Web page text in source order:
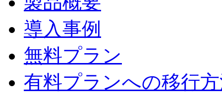
導入事例
無料プラン
有料プランへの移行